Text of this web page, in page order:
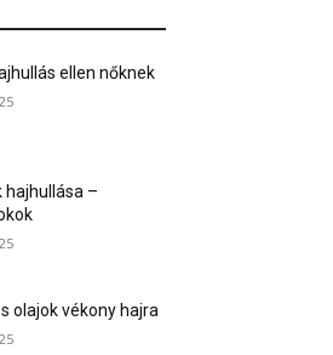
ellen nőknek
hajhullása –
olajok vékony hajra